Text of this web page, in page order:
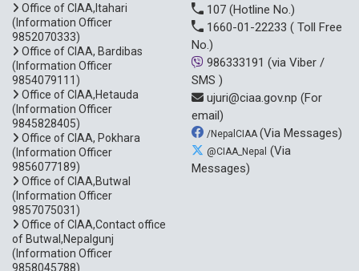
Office of CIAA,Itahari
(Information Officer
9852070333)
Office of CIAA, Bardibas
(Information Officer
9854079111)
Office of CIAA,Hetauda
(Information Officer
9845828405)
Office of CIAA, Pokhara
(Information Officer
9856077189)
Office of CIAA,Butwal
(Information Officer
9857075031)
Office of CIAA,Contact office
of Butwal,Nepalgunj
(Information Officer
9858045788)
107 (Hotline No.)
1660-01-22233 ( Toll Free
No.)
986333191 (via Viber /
SMS )
ujuri@ciaa.gov.np (For
email)
/NepalCIAA (Via Messages)
@CIAA_Nepal (Via
Messages)